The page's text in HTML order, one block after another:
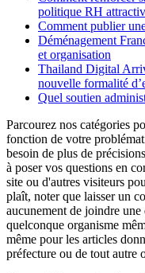
politique RH
Comment publier
Déménagement
et organisation
Thailand Digital
nouvelle formalité
Quel soutien
Parcourez nos catégories
fonction de votre
besoin de plus de
à poser vos questions en
site ou d'autres visiteurs
plaît, noter que laisser un
aucunement de joindre
quelconque organisme
même pour les articles
préfecture ou de tout autre